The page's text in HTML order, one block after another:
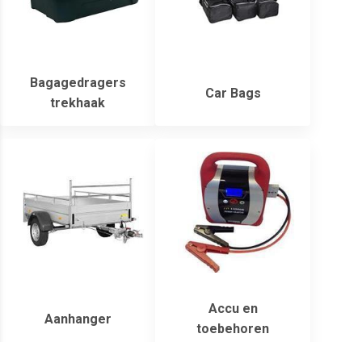
Bagagedragers
trekhaak
Car Bags
Aanhanger
Accu en
toebehoren